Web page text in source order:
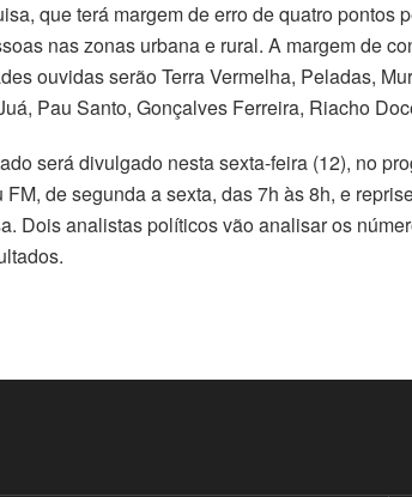
que terá margem de erro de quatro pontos
nas zonas urbana e rural. A margem de
ouvidas serão Terra Vermelha, Peladas,
Pau Santo, Gonçalves Ferreira, Riacho
será divulgado nesta sexta-feira (12), no
FM, de segunda a sexta, das 7h às 8h, e
Dois analistas políticos vão analisar os